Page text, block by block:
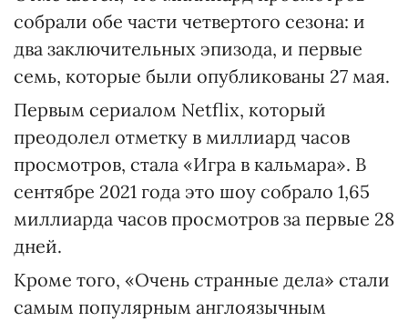
собрали обе части четвертого сезона: и
два заключительных эпизода, и первые
семь, которые были опубликованы 27 мая.
Первым сериалом Netflix, который
преодолел отметку в миллиард часов
просмотров, стала «Игра в кальмара». В
сентябре 2021 года это шоу собрало 1,65
миллиарда часов просмотров за первые 28
дней.
Кроме того, «Очень странные дела» стали
самым популярным англоязычным